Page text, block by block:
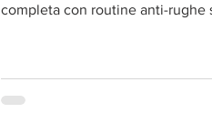
completa con routine anti-rughe